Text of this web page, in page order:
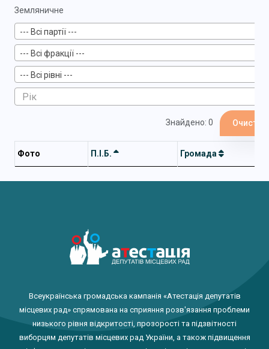
Земляничне
--- Всі партії ---
--- Всі фракції ---
--- Всі рівні ---
Знайдено: 0
Фото П.І.Б. Громада
Всеукраїнська громадська кампанія «Атестація депутатів
місцевих рад» спрямована на сприяння розв'язання проблеми
низького рівня відкритості, прозорості та підзвітності
виборцям депутатів місцевих рад України, а також підвищення